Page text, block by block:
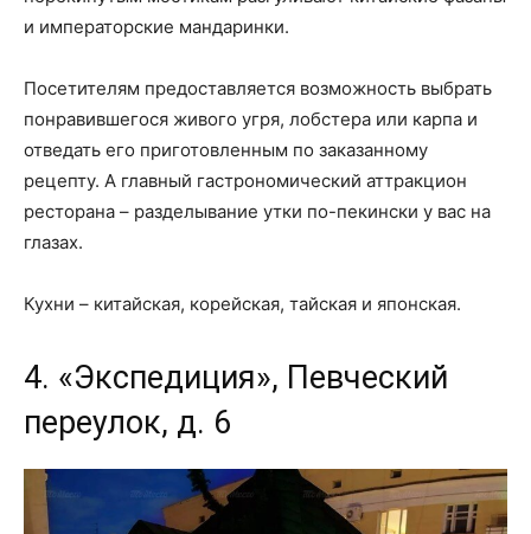
и императорские мандаринки.
Посетителям предоставляется возможность выбрать
понравившегося живого угря, лобстера или карпа и
отведать его приготовленным по заказанному
рецепту. А главный гастрономический аттракцион
ресторана – разделывание утки по-пекински у вас на
глазах.
Кухни – китайская, корейская, тайская и японская.
4. «Экспедиция», Певческий
переулок, д. 6